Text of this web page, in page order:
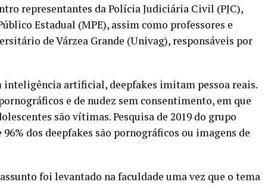
representantes da Polícia Judiciária Civil (PJC),
Estadual (MPE), assim como professores e
de Várzea Grande (Univag), responsáveis por
inteligência artificial, deepfakes imitam pessoa reais.
e de nudez sem consentimento, em que
são vítimas. Pesquisa de 2019 do grupo
dos deepfakes são pornográficos ou imagens de
foi levantado na faculdade uma vez que o tema